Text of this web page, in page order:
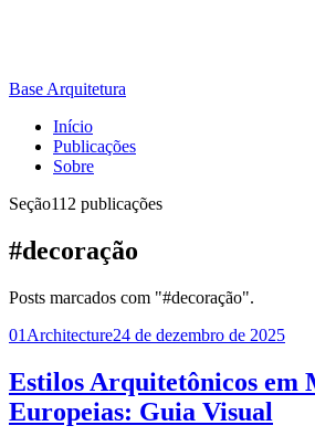
Base Arquitetura
Início
Publicações
Sobre
Seção112 publicações
#decoração
Posts marcados com "#decoração".
01 Architecture24 de dezembro de 2025
Estilos Arquitetônicos em
Europeias: Guia Visual